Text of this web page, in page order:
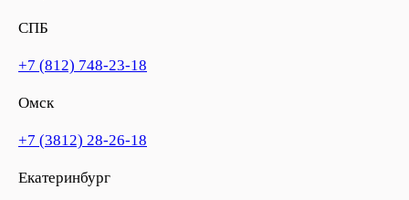
СПБ
+7 (812) 748-23-18
Омск
+7 (3812) 28-26-18
Екатеринбург